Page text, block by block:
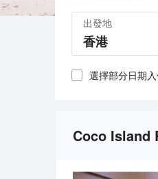
出發地
選擇部分日期
Coco Island